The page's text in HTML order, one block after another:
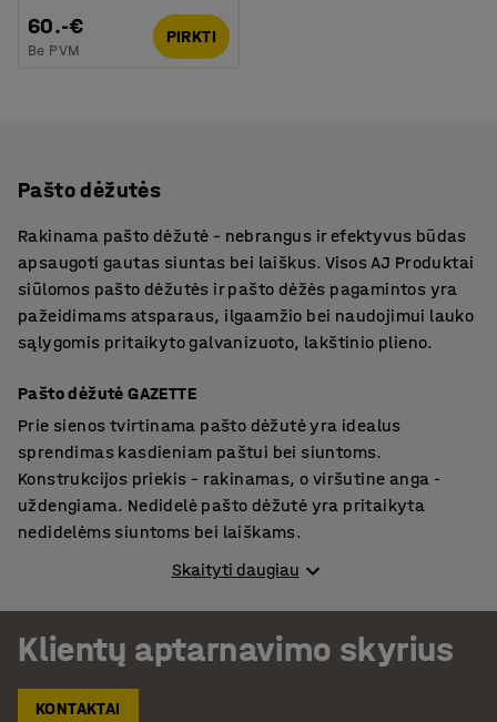
60.-€
Be PVM
PIRKTI
Pašto dėžutės
Rakinama pašto dėžutė – nebrangus ir efektyvus būdas
apsaugoti gautas siuntas bei laiškus. Visos AJ Produktai
siūlomos pašto dėžutės ir pašto dėžės pagamintos yra
pažeidimams atsparaus, ilgaamžio bei naudojimui lauko
sąlygomis pritaikyto galvanizuoto, lakštinio plieno.
Pašto dėžutė GAZETTE
Prie sienos tvirtinama pašto dėžutė yra idealus
sprendimas kasdieniam paštui bei siuntoms.
Konstrukcijos priekis – rakinamas, o viršutine anga -
uždengiama. Nedidelė pašto dėžutė yra pritaikyta
nedidelėms siuntoms bei laiškams.
Siaura anga leidžia į pašto dėžės vidų įmesti tik laiškus
bei mažus siuntinių vokus. Skirtingai nei mažesnysis
modelis Gazette, šis gali priimti šiek tiek didesnius vokus
bei siuntas – tam nereikia atidaryti pagrindinio
Skaityti daugiau
Klientų aptarnavimo skyrius
KONTAKTAI